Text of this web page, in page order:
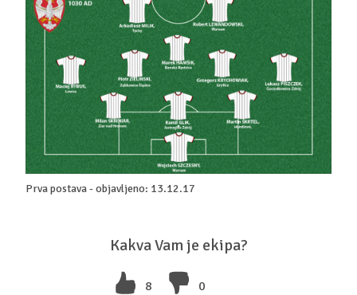
Kakva Vam je ekipa?
8 0
Prva postava - objavljeno: 13.12.17